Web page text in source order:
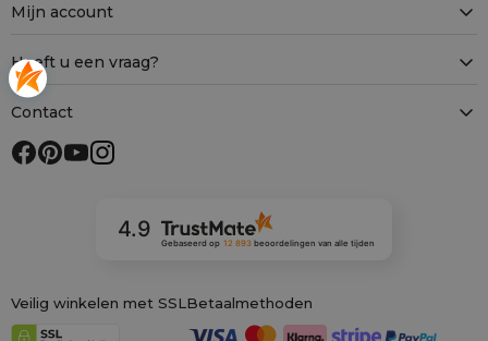
Mijn account
Heeft u een vraag?
Contact
4.9
Gebaseerd op 12 893 beoordelingenvan alle tijden
Veilig winkelen met SSL Betaalmethoden